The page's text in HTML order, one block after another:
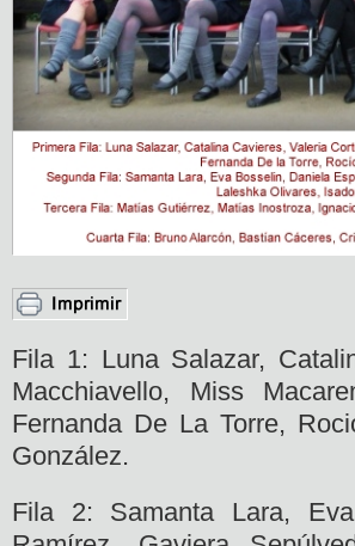
Fila 1: Luna Salazar,
Macchiavello, Miss
Fernanda De La Torre,
González.
Fila 2: Samanta Lara,